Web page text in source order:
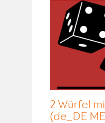
2 Würfel
(de_DE